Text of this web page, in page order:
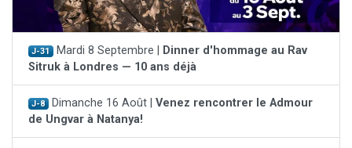
J-31 Mardi 8 Septembre |
Dinner d'hommage au Rav
Sitruk à Londres — 10 ans déjà
J-8 Dimanche 16 Août | Venez rencontrer le Admour
de Ungvar à Natanya!